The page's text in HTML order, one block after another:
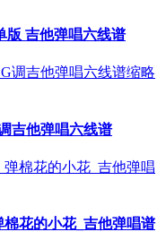
版 吉他弹唱六线谱
吉他弹唱六线谱
花的小花_吉他弹唱谱